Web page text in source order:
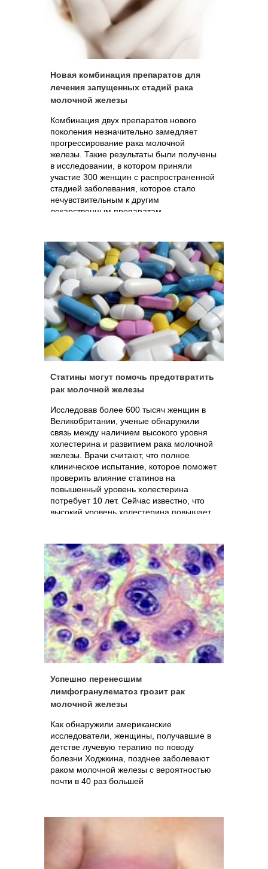
Новая комбинация препаратов для
лечения запущенных стадий рака
молочной железы
Комбинация двух препаратов нового
поколения незначительно замедляет
прогрессирование рака молочной
железы. Такие результаты были получены
в исследовании, в котором приняли
участие 300 женщин с распространенной
стадией заболевания, которое стало
нечувствительным к другим
лекарственным препаратам
Статины могут помочь предотвратить
рак молочной железы
Исследовав более 600 тысяч женщин в
Великобритании, ученые обнаружили
связь между наличием высокого уровня
холестерина и развитием рака молочной
железы. Врачи считают, что полное
клиническое испытание, которое поможет
проверить влияние статинов на
повышенный уровень холестерина
потребует 10 лет. Сейчас известно, что
высокий уровень холестерина повышает
Успешно перенесшим
лимфогранулематоз грозит рак
молочной железы
Как обнаружили американские
исследователи, женщины, получавшие в
детстве лучевую терапию по поводу
болезни Ходжкина, позднее заболевают
раком молочной железы с вероятностью
почти в 40 раз большей